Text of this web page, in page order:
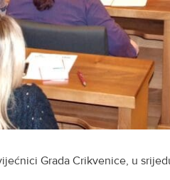
Grada Crikvenice, u